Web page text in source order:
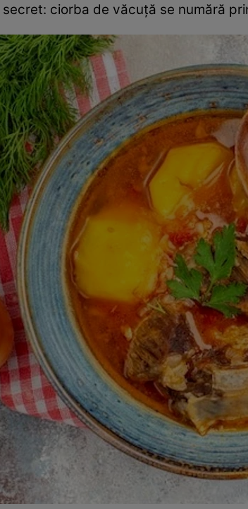
ciorba de văcuță se numără